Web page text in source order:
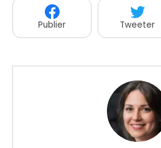
Publier Tweeter